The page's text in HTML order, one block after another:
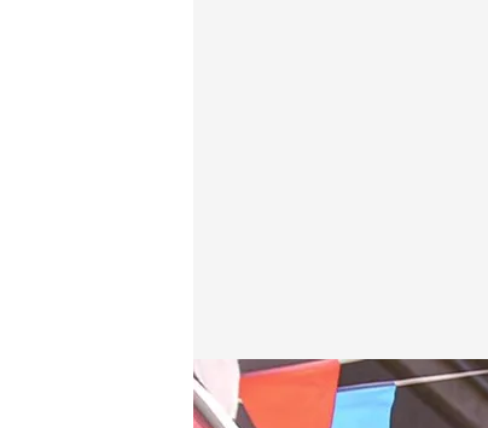
Las noticias, de la mano de Lidia Camón